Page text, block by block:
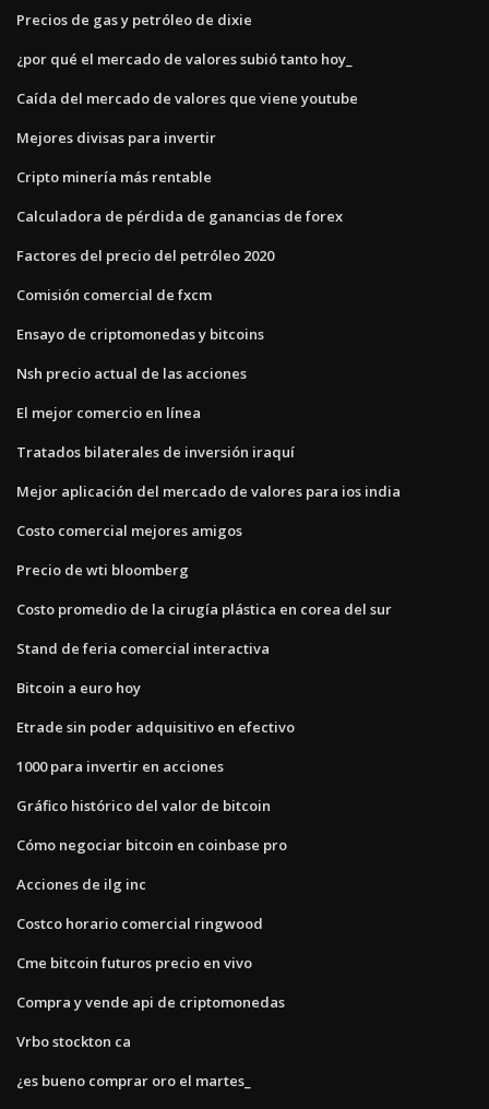
Precios de gas y petróleo de dixie
¿por qué el mercado de valores subió tanto hoy_
Caída del mercado de valores que viene youtube
Mejores divisas para invertir
Cripto minería más rentable
Calculadora de pérdida de ganancias de forex
Factores del precio del petróleo 2020
Comisión comercial de fxcm
Ensayo de criptomonedas y bitcoins
Nsh precio actual de las acciones
El mejor comercio en línea
Tratados bilaterales de inversión iraquí
Mejor aplicación del mercado de valores para ios india
Costo comercial mejores amigos
Precio de wti bloomberg
Costo promedio de la cirugía plástica en corea del sur
Stand de feria comercial interactiva
Bitcoin a euro hoy
Etrade sin poder adquisitivo en efectivo
1000 para invertir en acciones
Gráfico histórico del valor de bitcoin
Cómo negociar bitcoin en coinbase pro
Acciones de ilg inc
Costco horario comercial ringwood
Cme bitcoin futuros precio en vivo
Compra y vende api de criptomonedas
Vrbo stockton ca
¿es bueno comprar oro el martes_